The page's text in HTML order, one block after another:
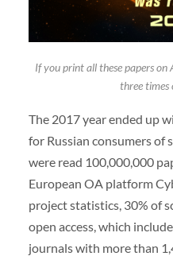
If you print all these papers on
three times
The 2017 year ended up
for Russian consumers of
were read 100,000,000
European OA platform
project statistics, 30% of
open access, which
journals with more than